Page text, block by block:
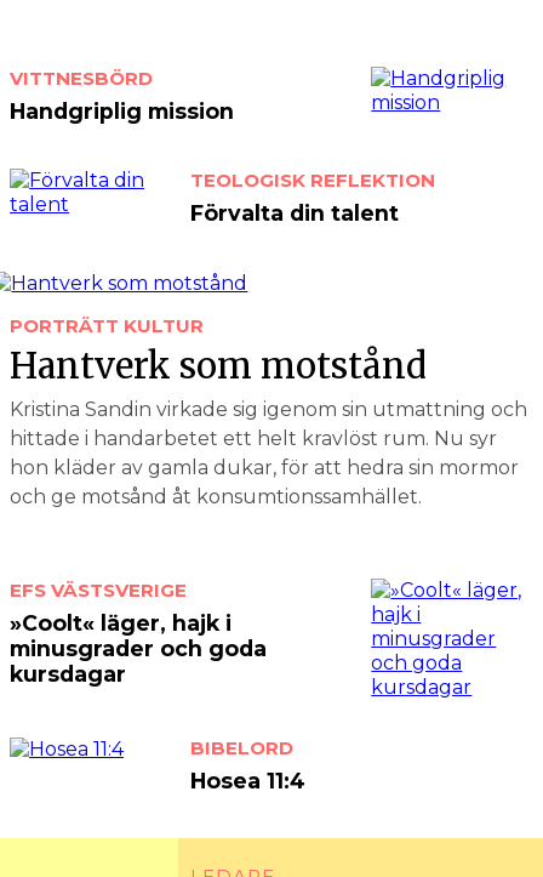
VITTNESBÖRD
Handgriplig mission
TEOLOGISK REFLEKTION
Förvalta din talent
PORTRÄTT KULTUR
Hantverk som motstånd
Kristina Sandin virkade sig igenom sin utmattning och
hittade i handarbetet ett helt kravlöst rum. Nu syr
hon kläder av gamla dukar, för att hedra sin mormor
och ge motsånd åt konsumtionssamhället.
EFS VÄSTSVERIGE
»Coolt« läger, hajk i
minusgrader och goda
kursdagar
BIBELORD
Hosea 11:4